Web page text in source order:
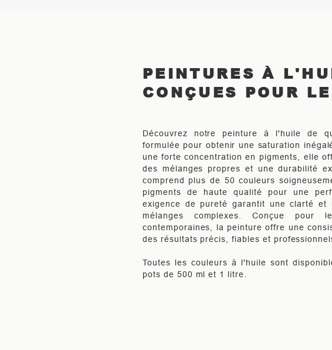
PEINTURES À
CONÇUES POUR
Découvrez notre peinture à l'huile de
formulée pour obtenir une saturation
une forte concentration en pigments, elle
des mélanges propres et une durabilité
comprend plus de 50 couleurs
pigments de haute qualité pour une
exigence de pureté garantit une clarté et
mélanges complexes. Conçue pour
contemporaines, la peinture offre une
des résultats précis, fiables et
Toutes les couleurs à l'huile sont
pots de 500 ml et 1 litre.